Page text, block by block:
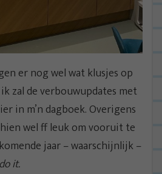
er nog wel wat klusjes op
zal de verbouwupdates met
in m’n dagboek. Overigens
wel ff leuk om vooruit te
jaar – waarschijnlijk –
it.